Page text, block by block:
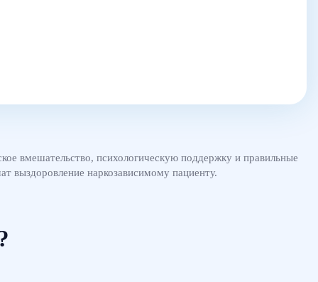
вмешательство, психологическую поддержку и правильные
выздоровление наркозависимому пациенту.